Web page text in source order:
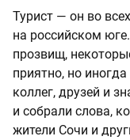
Турист — он во
на российском
прозвищ,
приятно, но
коллег, друзей и
и собрали слова,
жители Сочи и